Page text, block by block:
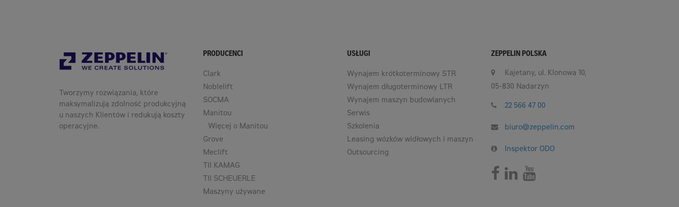
Tworzymy rozwiązania, które
maksymalizują zdolność produkcyjną
u naszych Klientów i redukują koszty
operacyjne.
PRODUCENCI
Clark
Noblelift
SOCMA
Manitou
Więcej o Manitou
Grove
Meclift
TII KAMAG
TII SCHEUERLE
Maszyny używane
USŁUGI
Wynajem krótkoterminowy STR
Wynajem długoterminowy LTR
Wynajem maszyn budowlanych
Serwis
Szkolenia
Leasing wózków widłowych i maszyn
Outsourcing
ZEPPELIN POLSKA
Kajetany, ul. Klonowa 10,
05-830 Nadarzyn
22 566 47 00
biuro@zeppelin.com
Inspektor ODO